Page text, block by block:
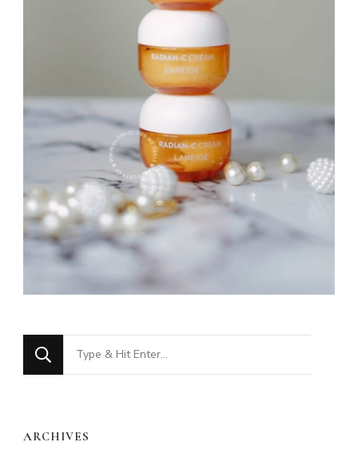
Looking
for
ARCHIVES